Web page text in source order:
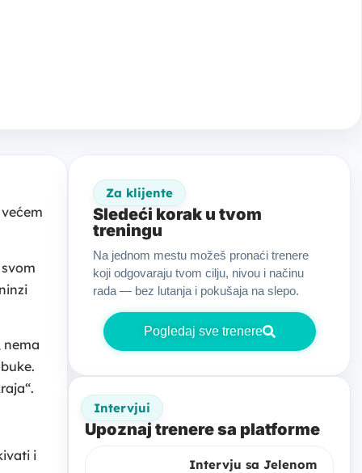
nema
i
Za klijente
Sledeći korak u tvom
treningu
Na jednom mestu možeš pronaći trenere
koji odgovaraju tvom cilju, nivou i načinu
rada — bez lutanja i pokušaja na slepo.
Pogledaj sve trenere
Intervjui
Upoznaj trenere sa platforme
Intervju sa Jelenom